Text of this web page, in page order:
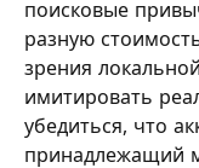
поисковые
разную
зрения
имитировать
убедиться, что
принадлежащий